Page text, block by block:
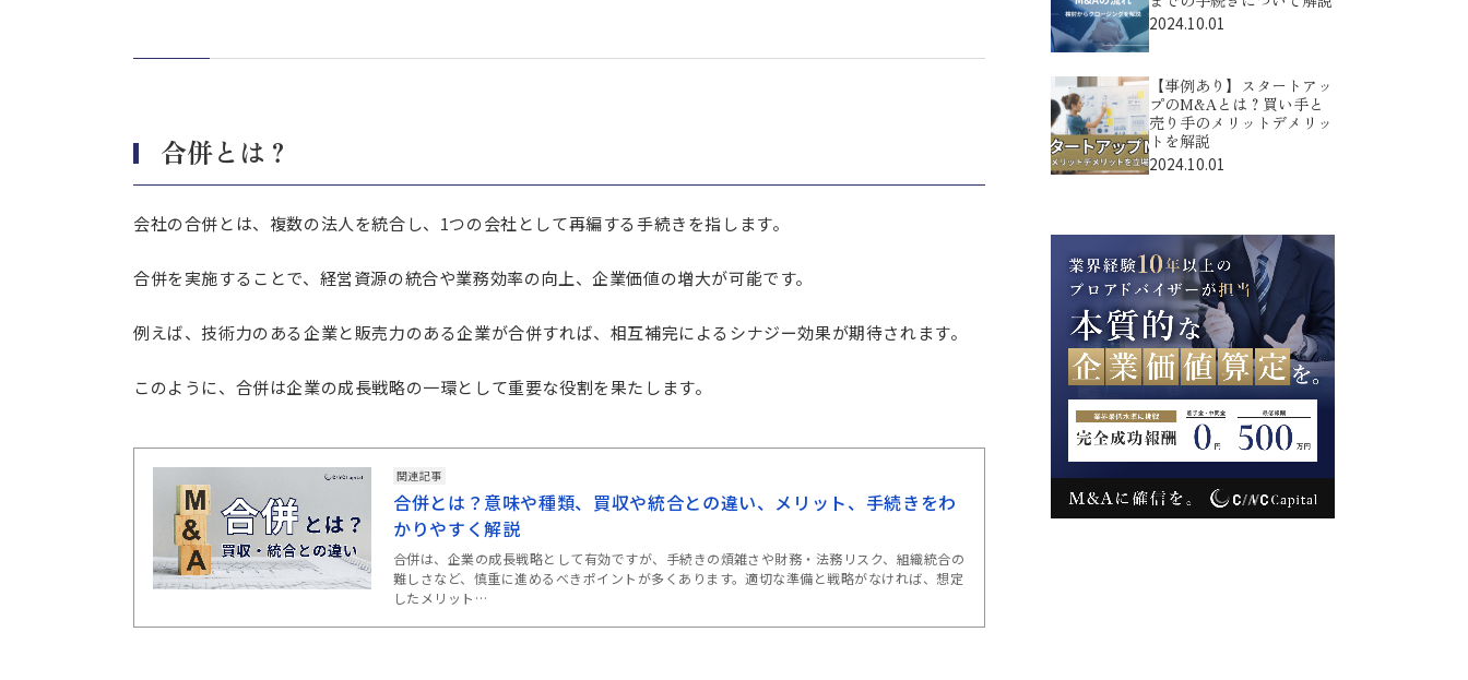
合併とは？
会社の合併とは、複数の法人を統合し、1つの会社として再編する手続きを指します。
合併を実施することで、経営資源の統合や業務効率の向上、企業価値の増大が可能です。
例えば、技術力のある企業と販売力のある企業が合併すれば、相互補完によるシナジー効果が期待されます。
このように、合併は企業の成長戦略の一環として重要な役割を果たします。
関連記事
合併とは？意味や種類、買収や統合との違い、メリット、手続きをわ
かりやすく解説
合併は、企業の成長戦略として有効ですが、手続きの煩雑さや財務・法務リスク、組織統合の
難しさなど、慎重に進めるべきポイントが多くあります。適切な準備と戦略がなければ、想定
したメリット…
2024.10.01
【事例あり】スタートアッ
プのM&Aとは？買い手と
売り手のメリットデメリッ
トを解説
2024.10.01